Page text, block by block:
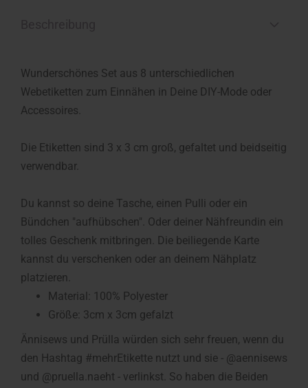
Wunderschönes Set aus 8 unterschiedlichen
Webetiketten zum Einnähen in Deine DIY-Mode oder
Accessoires.
Die Etiketten sind 3 x 3 cm groß, gefaltet und beidseitig
verwendbar.
Du kannst so deine Tasche, einen Pulli oder ein
Bündchen "aufhübschen". Oder deiner Nähfreundin ein
tolles Geschenk mitbringen. Die beiliegende Karte
kannst du verschenken oder an deinem Nähplatz
platzieren.
Material: 100% Polyester
Größe: 3cm x 3cm gefalzt
Ännisews und Prülla würden sich sehr freuen, wenn du
den Hashtag #mehrEtikette nutzt und sie - @aennisews
und @pruella.naeht - verlinkst. So haben die Beiden